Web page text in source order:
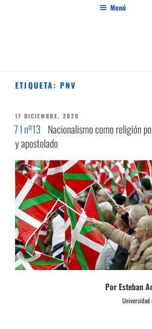
Menú
ETIQUETA: PNV
PUBLICADO
EL
17 DICIEMBRE, 2020
7 I nº13 Nacionalismo como religión
y apostolado
Por Esteban
Universidad